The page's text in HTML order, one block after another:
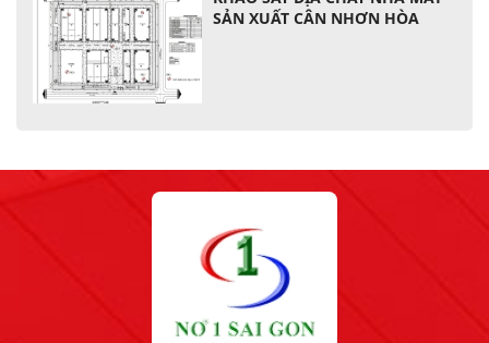
SẢN XUẤT CÂN NHƠN HÒA